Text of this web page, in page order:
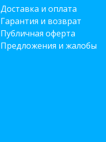
Доставка и оплата
Гарантия и возврат
Публичная оферта
Предложения и жалобы